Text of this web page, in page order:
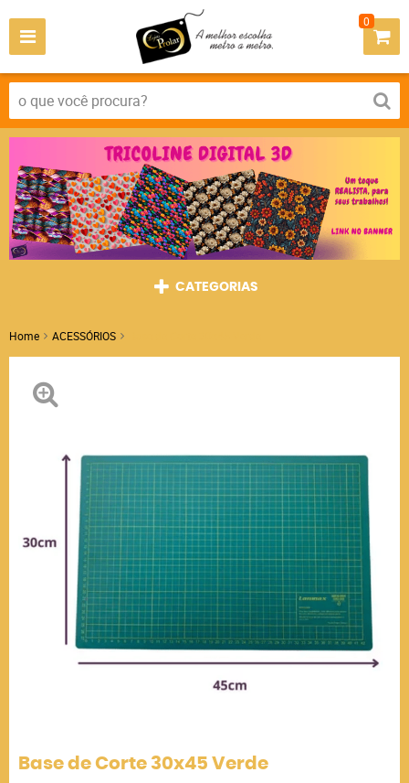
0
CATEGORIAS
Home ACESSÓRIOS
Base de Corte 30x45 Verde